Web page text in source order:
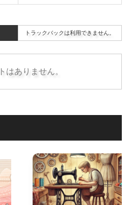
トラックバックは利用できません。
はありません。